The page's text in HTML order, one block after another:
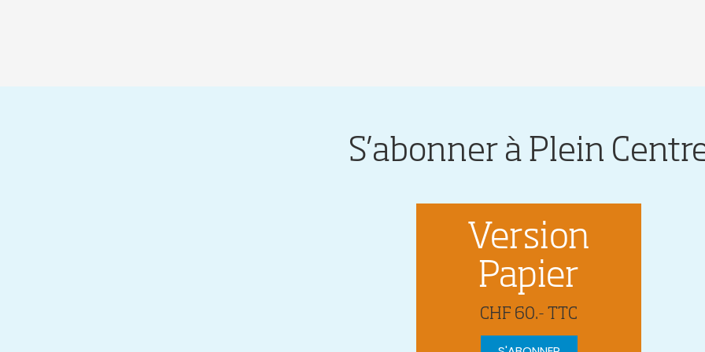
S’abonner à Plein
Version
Papier
CHF 60.- TTC